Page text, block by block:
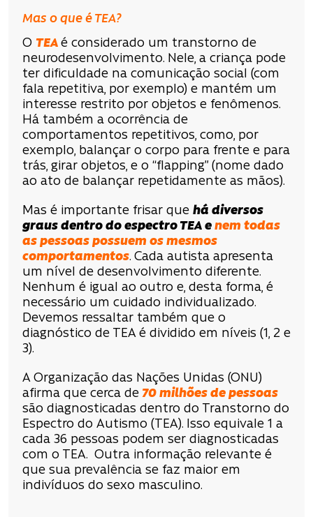
Mas o que é TEA?
O TEA é considerado um transtorno de
neurodesenvolvimento. Nele, a criança pode
ter dificuldade na comunicação social (com
fala repetitiva, por exemplo) e mantém um
interesse restrito por objetos e fenômenos.
Há também a ocorrência de
comportamentos repetitivos, como, por
exemplo, balançar o corpo para frente e para
trás, girar objetos, e o “flapping” (nome dado
ao ato de balançar repetidamente as mãos).
Mas é importante frisar que há diversos
graus dentro do espectro TEA e nem todas
as pessoas possuem os mesmos
comportamentos. Cada autista apresenta
um nível de desenvolvimento diferente.
Nenhum é igual ao outro e, desta forma, é
necessário um cuidado individualizado.
Devemos ressaltar também que o
diagnóstico de TEA é dividido em níveis (1, 2 e
3).
A Organização das Nações Unidas (ONU)
afirma que cerca de 70 milhões de pessoas
são diagnosticadas dentro do Transtorno do
Espectro do Autismo (TEA). Isso equivale 1 a
cada 36 pessoas podem ser diagnosticadas
com o TEA. Outra informação relevante é
que sua prevalência se faz maior em
indivíduos do sexo masculino.